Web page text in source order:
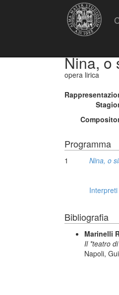
Nina, o
opera lirica
Programma
1 Nina, o
Interpreti
Bibliografia
Marinelli
Il *teatro
Napoli,